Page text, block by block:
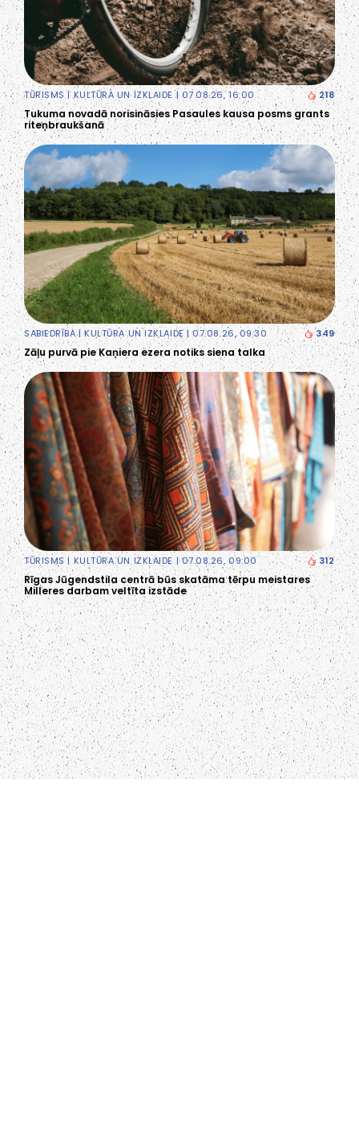
TŪRISMS |KULTŪRA UN IZKLAIDE | 07.08.26, 16:00 218
Tukuma novadā norisināsies Pasaules kausa posms grants
riteņbraukšanā
SABIEDRĪBA|KULTŪRA UN IZKLAIDE| 07.08.26, 09:30 349
Zāļu purvā pie Kaņiera ezera notiks siena talka
TŪRISMS| KULTŪRA UN IZKLAIDE| 07.08.26, 09:00 312
Rīgas Jūgendstila centrā būs skatāma tērpu meistares
Milleres darbam veltīta izstāde